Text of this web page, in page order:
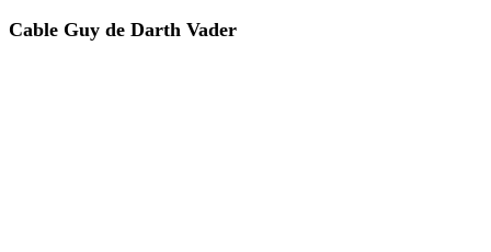
Cable Guy de Darth Vader